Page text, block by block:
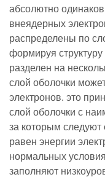
абсолютно
внеядерных
распределены по
формируя
разделен на
слой оболочки
электронов. это
слой оболочки с
за которым следуют
равен энергии
нормальных
заполняют